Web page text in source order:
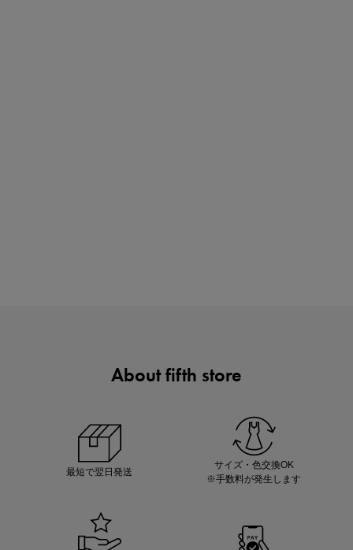
About fifth store
最短で翌日発送
サイズ・色交換OK
※手数料が発生します